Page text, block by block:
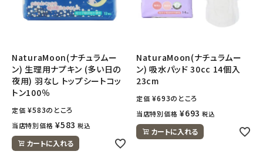
NaturaMoon(ナチュラムー
ン) 生理用ナプキン (多い日の
夜用) 羽なし トップシートコッ
トン100％
定価 ¥583のところ
当店特別価格 ¥583 税込
カートに入れる
NaturaMoon(ナチュラムー
ン) 吸水パッド 30cc 14個入
23cm
定価 ¥693のところ
当店特別価格 ¥693 税込
カートに入れる